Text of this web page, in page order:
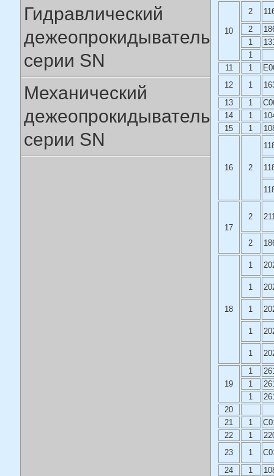
Гидравлический
дежеопрокидыватель
серии SN
Механический
дежеопрокидыватель
серии SN
10
2
2
1
1
11
1
12
1
13
1
14
1
15
1
16 2
17
2
2
18
1
1
1
1
1
19
1
1
1
20
21
1
22
1
23
1
24
1